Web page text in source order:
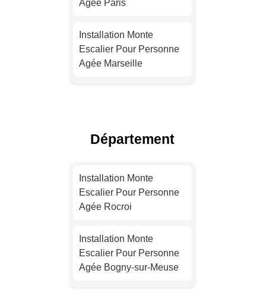
Agée Paris
Installation Monte
Escalier Pour Personne
Agée Marseille
Agée Toulouse
Agée Nice
Département
Installation Monte
Escalier Pour Personne
Agée Rocroi
Installation Monte
Escalier Pour Personne
Agée Bogny-sur-Meuse